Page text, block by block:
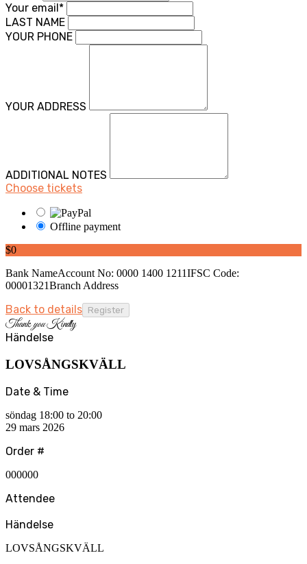
Your email*
LAST NAME
YOUR PHONE
YOUR ADDRESS
ADDITIONAL NOTES
Choose tickets
Offline payment
$0
Bank NameAccount No: 0000 1400 1211IFSC Code:
00001321Branch Address
Back to details
ThankyouKindly
Händelse
LOVSÅNGSKVÄLL
Date & Time
söndag 18:00 to 20:00
29 mars 2026
Order #
000000
Attendee
Händelse
LOVSÅNGSKVÄLL